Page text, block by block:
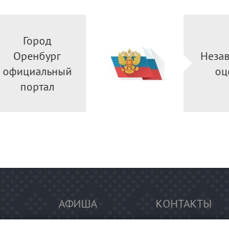
Город
Оренбург
официальный
портал
АФИША КОНТАКТЫ